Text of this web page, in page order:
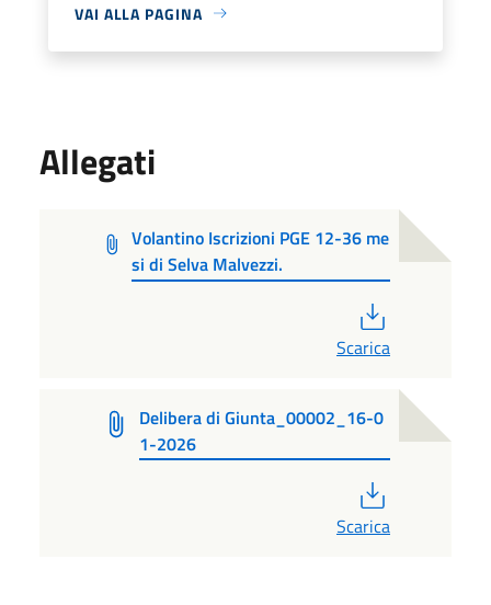
VAI ALLA PAGINA
Allegati
Volantino Iscrizioni PGE 12-36 me
si di Selva Malvezzi.
Scarica
Delibera di Giunta_00002_16-0
1-2026
Scarica